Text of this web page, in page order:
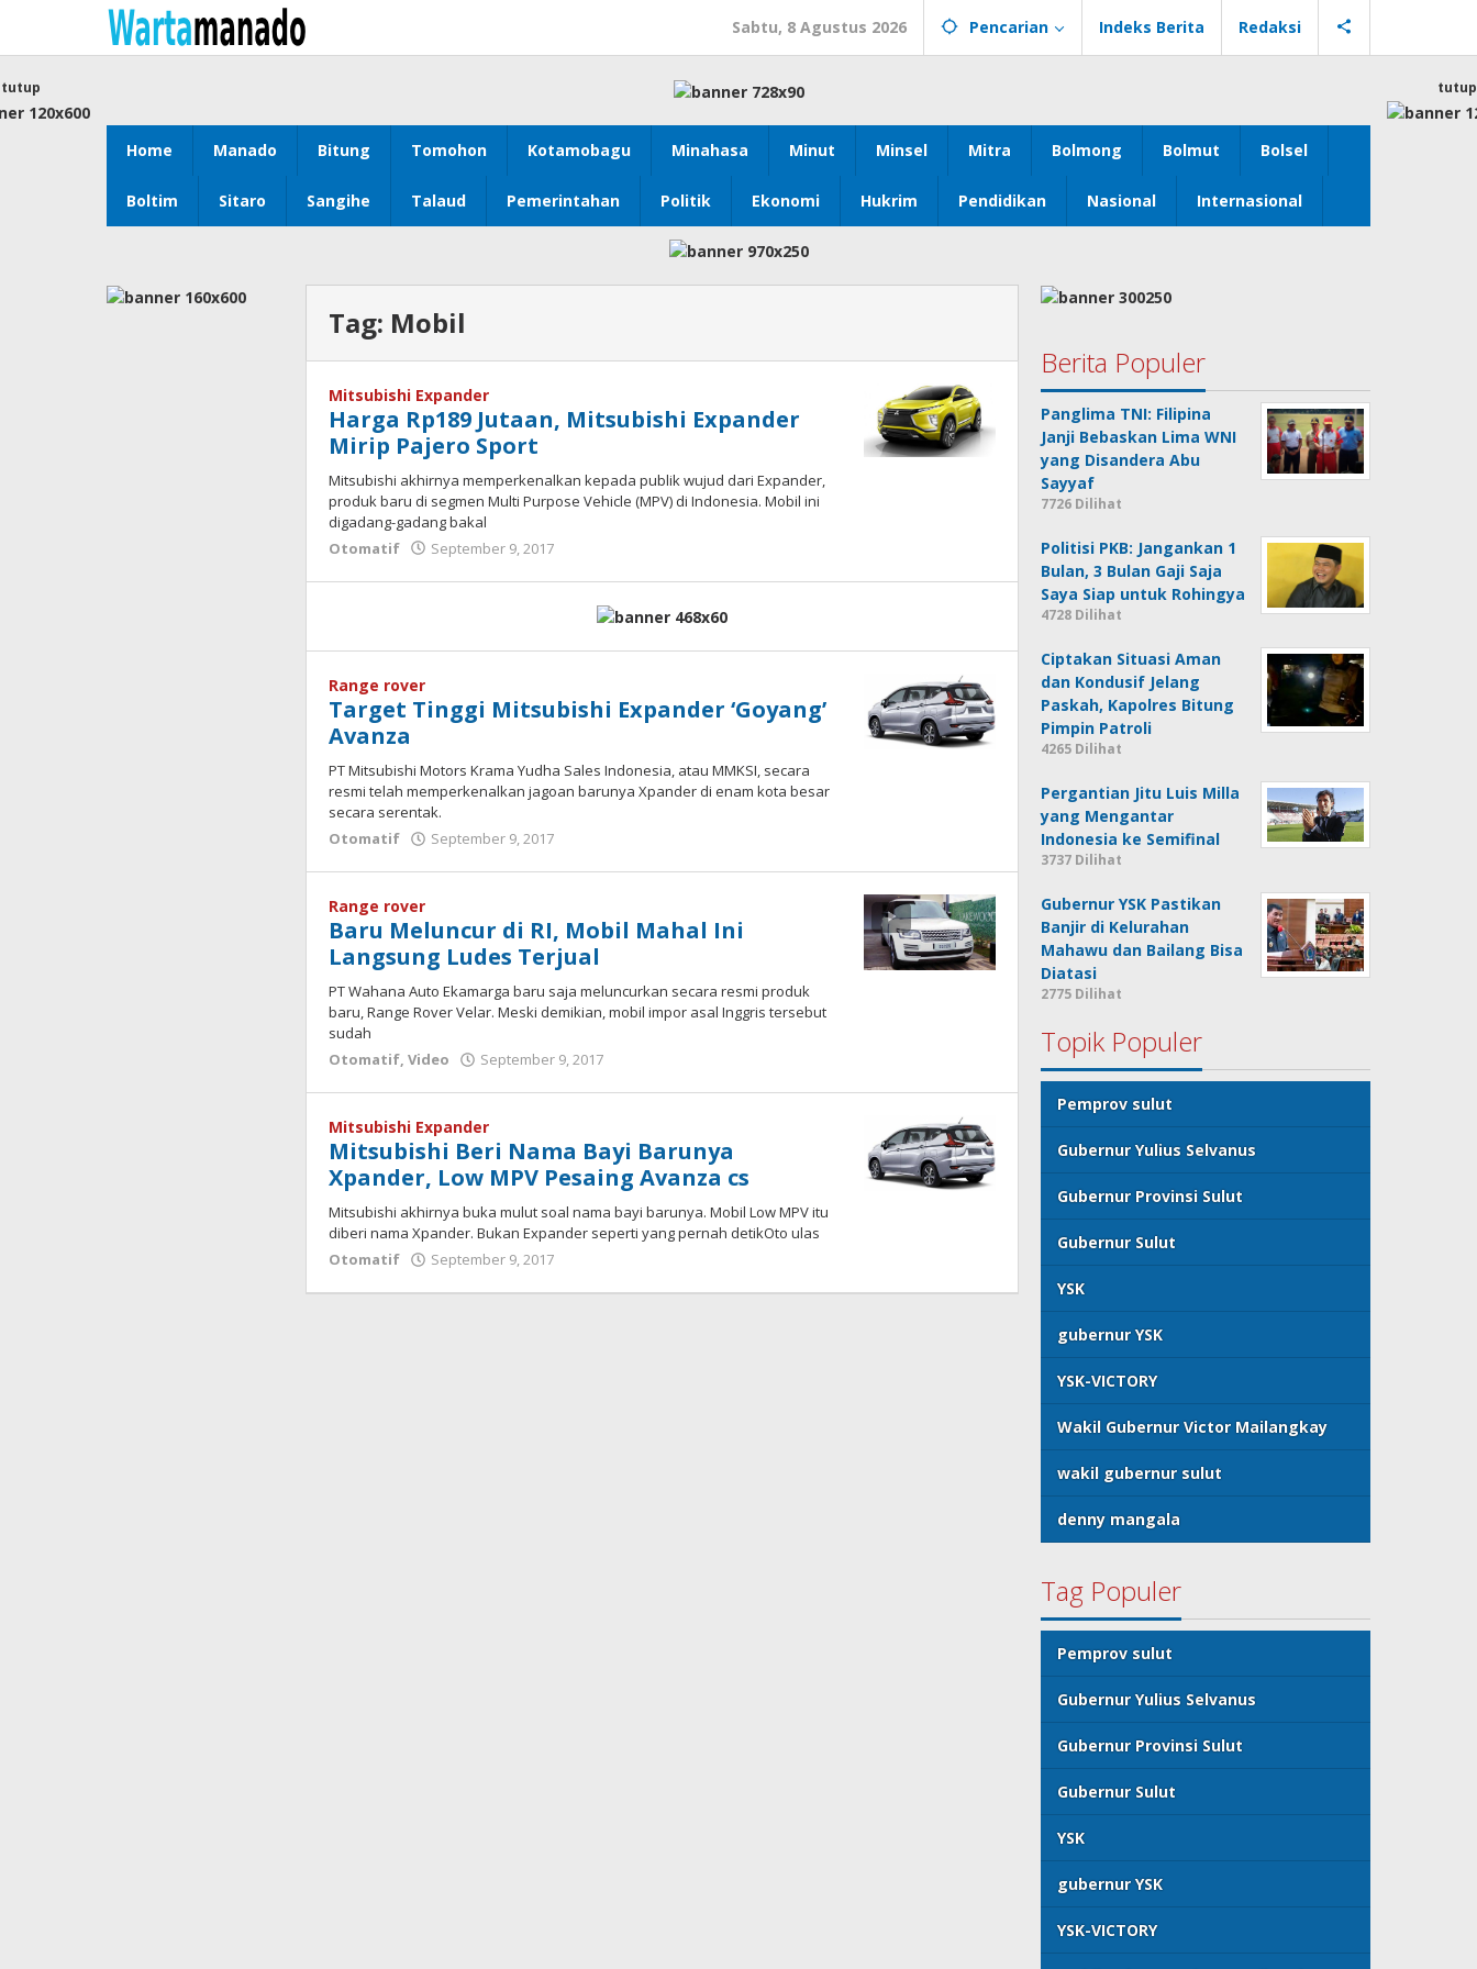
konten
Sabtu, 8 Agustus 2026 Pencarian Indeks Berita Redaksi
Home Manado Bitung Tomohon Kotamobagu Minahasa Minut Minsel Mitra Bolmong Bolmut Bolsel
Boltim Sitaro Sangihe Talaud Pemerintahan Politik Ekonomi Hukrim Pendidikan Nasional Internasional
tutup tutup
Tag: Mobil
Mitsubishi Expander
Harga Rp189 Jutaan, Mitsubishi Expander
Mirip Pajero Sport
Mitsubishi akhirnya memperkenalkan kepada publik wujud dari Expander,
produk baru di segmen Multi Purpose Vehicle (MPV) di Indonesia. Mobil ini
digadang-gadang bakal
Otomatif
September 9, 2017
Range rover
Target Tinggi Mitsubishi Expander ‘Goyang’
Avanza
PT Mitsubishi Motors Krama Yudha Sales Indonesia, atau MMKSI, secara
resmi telah memperkenalkan jagoan barunya Xpander di enam kota besar
secara serentak.
Otomatif
September 9, 2017
Range rover
Baru Meluncur di RI, Mobil Mahal Ini
Langsung Ludes Terjual
PT Wahana Auto Ekamarga baru saja meluncurkan secara resmi produk
baru, Range Rover Velar. Meski demikian, mobil impor asal Inggris tersebut
sudah
Otomatif,Video September 9, 2017
Mitsubishi Expander
Mitsubishi Beri Nama Bayi Barunya
Xpander, Low MPV Pesaing Avanza cs
Mitsubishi akhirnya buka mulut soal nama bayi barunya. Mobil Low MPV itu
diberi nama Xpander. Bukan Expander seperti yang pernah detikOto ulas
Otomatif
September 9, 2017
Berita Populer
Panglima TNI: Filipina
Janji Bebaskan Lima WNI
yang Disandera Abu
Sayyaf
7726 Dilihat
Politisi PKB: Jangankan 1
Bulan, 3 Bulan Gaji Saja
Saya Siap untuk Rohingya
4728 Dilihat
Ciptakan Situasi Aman
dan Kondusif Jelang
Paskah, Kapolres Bitung
Pimpin Patroli
4265 Dilihat
Pergantian Jitu Luis Milla
yang Mengantar
Indonesia ke Semifinal
3737 Dilihat
Gubernur YSK Pastikan
Banjir di Kelurahan
Mahawu dan Bailang Bisa
Diatasi
2775 Dilihat
Topik Populer
Pemprov sulut
Gubernur Yulius Selvanus
Gubernur Provinsi Sulut
Gubernur Sulut
YSK
gubernur YSK
YSK-VICTORY
Wakil Gubernur Victor Mailangkay
wakil gubernur sulut
denny mangala
Tag Populer
Pemprov sulut
Gubernur Yulius Selvanus
Gubernur Provinsi Sulut
Gubernur Sulut
YSK
gubernur YSK
YSK-VICTORY